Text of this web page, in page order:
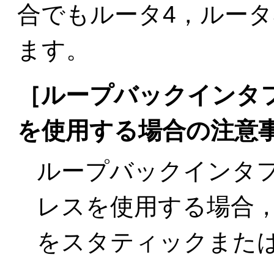
合でもルータ4，ルー
ます。
［ループバックイン
を使用する場合の注意
ループバックインタ
レスを使用する場合
をスタティックまた